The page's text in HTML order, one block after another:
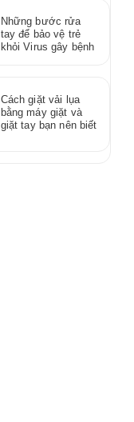
Những bước rửa
tay để bảo vệ trẻ
khỏi Virus gây bệnh
Cách giặt vải lụa
bằng máy giặt và
giặt tay bạn nên biết